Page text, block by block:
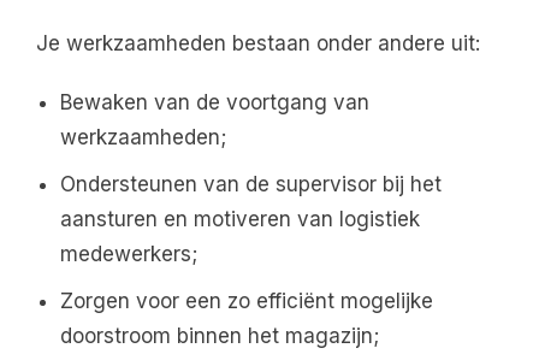
Je werkzaamheden bestaan onder andere uit:
Bewaken van de voortgang van
werkzaamheden;
Ondersteunen van de supervisor bij het
aansturen en motiveren van logistiek
medewerkers;
Zorgen voor een zo efficiënt mogelijke
doorstroom binnen het magazijn;